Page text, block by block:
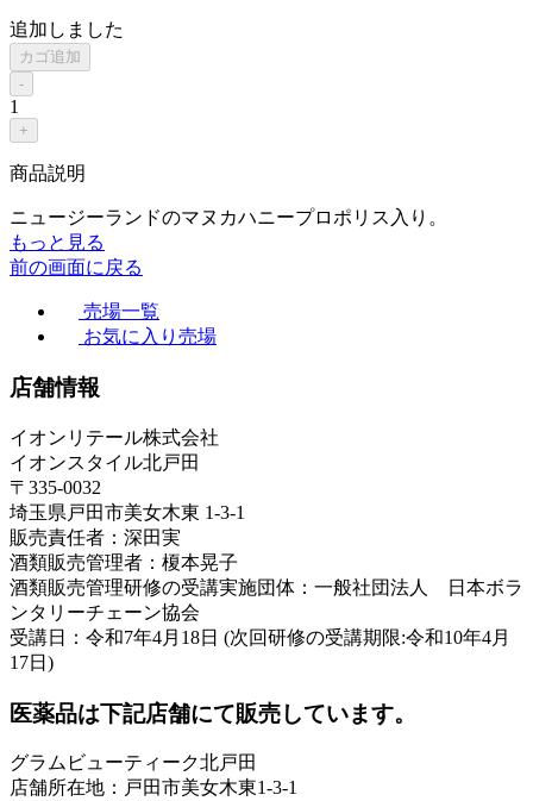
追加しました
カゴ追加
-
1
+
商品説明
ニュージーランドのマヌカハニープロポリス入り。
もっと見る
前の画面に戻る
売場一覧
お気に入り売場
店舗情報
イオンリテール株式会社
イオンスタイル北戸田
〒335-0032
埼玉県戸田市美女木東 1-3-1
販売責任者：深田実
酒類販売管理者：榎本晃子
酒類販売管理研修の受講実施団体：一般社団法人 日本ボラ
ンタリーチェーン協会
受講日：令和7年4月18日 (次回研修の受講期限:令和10年4月
17日)
医薬品は下記店舗にて販売しています。
グラムビューティーク北戸田
店舗所在地：戸田市美女木東1-3-1